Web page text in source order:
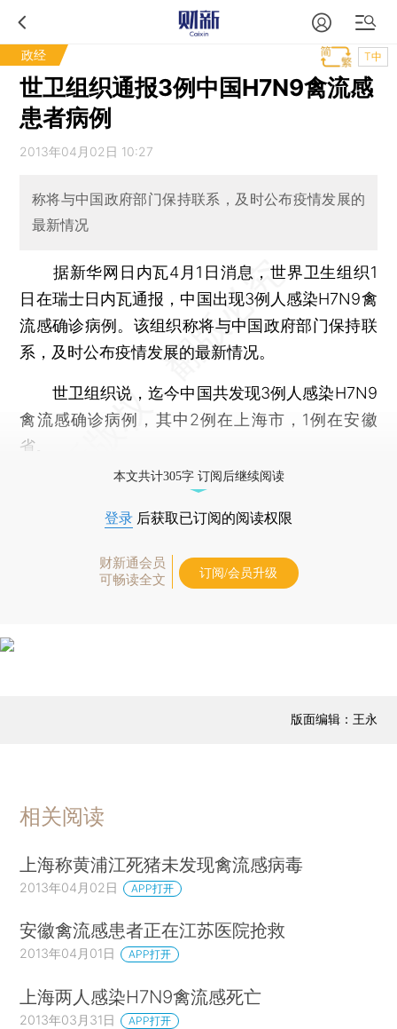
政经 T中
世卫组织通报3例中国H7N9禽流感
患者病例
2013年04月02日 10:27
称将与中国政府部门保持联系，及时公布疫情发展的
最新情况
据新华网日内瓦4月1日消息，世界卫生组织1
日在瑞士日内瓦通报，中国出现3例人感染H7N9禽
流感确诊病例。该组织称将与中国政府部门保持联
系，及时公布疫情发展的最新情况。
世卫组织说，迄今中国共发现3例人感染H7N9
禽流感确诊病例，其中2例在上海市，1例在安徽
省。
本文共计305字 订阅后继续阅读
登录 后获取已订阅的阅读权限
财新通会员
可畅读全文
订阅/会员升级
版面编辑：王永
相关阅读
上海称黄浦江死猪未发现禽流感病毒
2013年04月02日 APP打开
安徽禽流感患者正在江苏医院抢救
2013年04月01日 APP打开
上海两人感染H7N9禽流感死亡
2013年03月31日 APP打开